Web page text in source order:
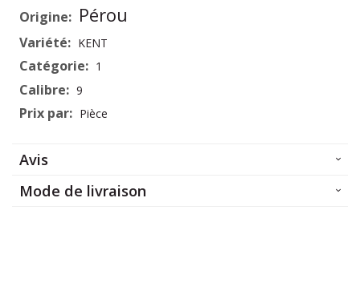
Plus
d’informationPérou
KENT
1
9
Pièce
Avis
Mode de livraison